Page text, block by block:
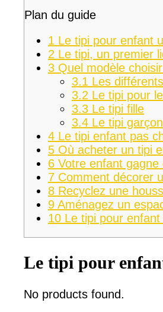
Plan du guide
1 Le tipi pour enfant
2 Le tipi, un premier
3 Quel modèle
3.1 Les
3.2 Le tipi pour
3.3 Le tipi fille
3.4 Le tipi garçon
4 Le tipi enfant pas
5 Où acheter un tipi
6 Votre enfant
7 Comment décorer
8 Recyclez une
9 Aménagez un
10 Le tipi pour
Le tipi pour
No products found.